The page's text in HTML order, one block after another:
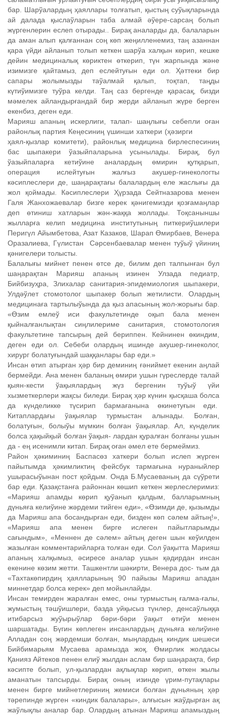
бар. Шарўалардың ҳаяллары толғатып, қыстың суўықларында
ай далада қыслаўларын таба алмай әўере-сарсаң болып
жүргенлерин еслеп отырады.. Бирақ аналарды да, балаларын
да аман алып қалғаннан соң көп жеңилленемиз, таң азаннан
қара үйди айланып толып кеткен шарўа халқын көрип, кешке
дейин медициналық көриктен өткерип, түн жарпында және
изимизге қайтамыз, деп еслейтуғын еди ол. Ҳәттеки бир
сапары жолымызды таўалмай қалып, тоқтап, таңды
күтиўимизге туўра келди. Таң саз бергенде қарасақ, бизди
мәмелек айландырғандай бир жерди айланып жүре берген
екенбиз, деген еди.
Марияш апаның искерлиги, талап- шаңлығы себепли оған
районлық партия Кеңесиниң үшинши хаткери (ҳәзирги
ҳаял-қызлар комитети), районлық медицина бирлеспесиниң
бас шыпакери ўазыйпаларына усынылады. Бирақ, бул
ўазыйпаларға кетиўине аналардың өмирин қутқарып,
операция ислейтуғын жалғыз акушер-гинекологты
кәсиплеслери де, шаңарақтағы балалардың еле жаслығы да
жол қоймады. Кәсиплеслери Ҳүрзада Сейтназарова менен
Галя Жанхожаевалар бизге керек қәнигемизди қозғамаңлар
деп өтиниш хатларын жән-жаққа жоллады. Тоқсаныншы
жылларға келип медицина институтының питкериўшилери
Перигүл Айымбетова, Азат Казаков, Шарап Өмирбаев, Венера
Оразалиева, Гүлистан Сәрсенбаевалар менен туўыў үйиниң
қәнигелери толысты.
Балалығы мийнет пенен өтсе де, билим деп талпынған бул
шаңарақтан Марияш апаның изинен Улзада педиатр,
Бийбизуҳра, Злихалар санитария-эпидемиология шыпакери,
Улдәўлет стомотолог шыпакер болып жетилисти. Олардың
медицинаға тартылыўында да қыз апасының жол-жорығы бар.
«Өзим емлеў иси факультетинде оқып бала менен
қыйналғанлықтан сиңлилериме санитария, стомотология
факультетине тапсырың дей бериппен. Кейнинен өкиндим,
деген еди ол. Себеби олардың ишинде акушер-гинеколог,
хирург болатуғындай шаққанлары бар еди.»
Инсан өтип атырған ҳәр бир деминиң ғәниймет екенин аңлай
бермейди. Ана менен баланың өмири ушын гүреслерде талай
қыян-кести ўақыялардың жүз бергенин туўыў үйи
хызметкерлери жақсы биледи. Бирақ ҳәр күнин қысқаша болса
да күнделикке түсирип бармағанына өкинетуғын еди.
Китаплардағы ўақыялар турмыстан алынады. Болған,
болатуғын, болыўы мүмкин болған ўақыялар. Ал, күнделик
болса ҳақыйқый болған ўақыя- лардан қуралған болғаны ушын
да - ең исенимли китап. Бирақ оған әмел ете бермеймиз.
Район ҳәкиминиң Баспасөз хаткери болып ислеп жүрген
пайытымда ҳәкимликтиң фейсбук тармағына нураныйлер
ушырасыўынан пост қойдым. Онда Б.Мусаеваның да сүўрети
бар еди. Қазақстанға районнан көшип кеткен жерлеслеримиз:
«Марияш апамды көрип қуўанып қалдым, балларымның
дүньяға келиўине жәрдеми тийген еди», «Өзимди де, қызымды
да Марияш апа босандырған еди, бизден көп сәлем айтың!»,
«Марияш апа менен бирге ислеген пайытларымды
сағындым», «Меннен де сәлем» айтың деген шын кеўилден
жазылған комментарийларға толған еди. Сол ўақытта Марияш
апаның халқымыз, әсиресе аналар ушын қәдирдан инсан
екенине көзим жетти. Ташкентли шәкирти, Венера дос- тым да
«Тахтакөпирдиң ҳаялларының 90 пайызы Марияш ападан
миннетдар болса керек» деп мойынлайды.
Инсан темирден жаралған емес, оны турмыстың ғалма-ғалы,
жумыстың тәшўишлери, базда уйқысыз түнлер, денсаўлыққа
итибарсыз жуўырыўлар бәри-бәри ўақыт өтиўи менен
шаршатады. Бүгин көплеген инсанлардың дүньяға келиўине
Алладан соң жәрдемши болған, мыңлардың киндик шешеси
Бийбимарьям Мусаева арамызда жоқ. Өмирлик жолдасы
Қанияз Айтеков пенен елиў жылдан аслам бир шаңарақта, бир
кәсипте болып, ул-қызлардан ақлықлар көрип, өткен жылы
аманатын тапсырды. Бирақ оның изинде үрим-путақлары
менен бирге мийнетлериниң жемиси болған дүньяның ҳәр
тәрепинде жүрген «киндик балалары», алғысын жаўдырған ақ
жаўлықлы аналар бар. Олардың атынан Марияш апамыздың